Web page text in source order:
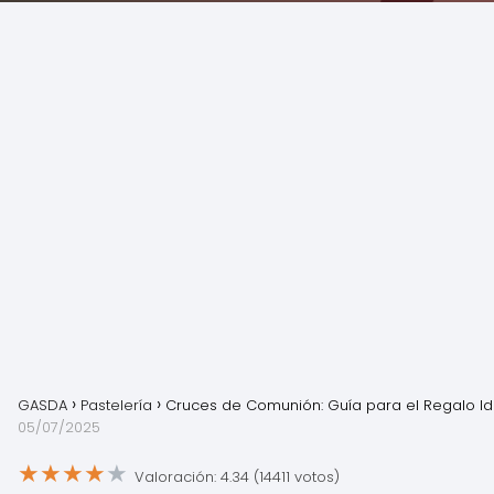
GASDA Pastelería
Cruces de Comunión: Guía para el Regalo
05/07/2025
★★★★★ Valoración: 4.34 (14411 votos)